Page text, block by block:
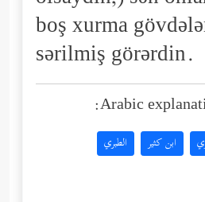
boş xurma
sərilmiş görərdin.
Arabic
ابن كثير الطبري